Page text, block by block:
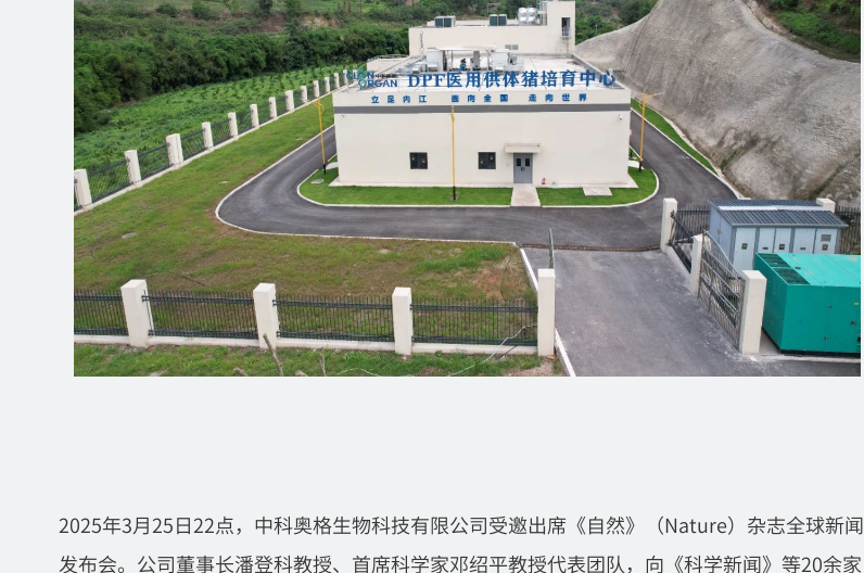
2025年3月25日22点，中科奥格生物科技有限公司受邀出席《自然》（Nature）杂志全球新闻
发布会。公司董事长潘登科教授、首席科学家邓绍平教授代表团队，向《科学新闻》等20余家